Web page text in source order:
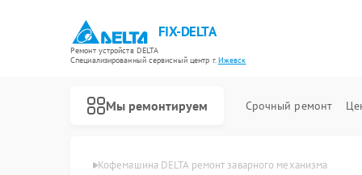
FIX-DELTA
Ремонт устройств DELTA
Специализированный cервисный центр г.Ижевск
Мы ремонтируем Срочный ремонт
Кофемашина DELTA ремонт заварного механизма